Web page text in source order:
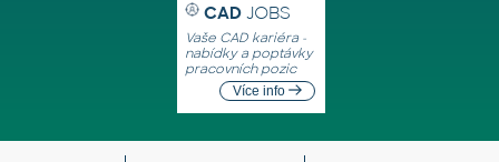
CAD JOBS
Vaše CAD kariéra -
nabídky a poptávky
pracovních pozic
Více info